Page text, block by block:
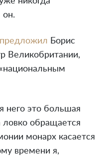
он.
предложил Борис
Великобритании,
него это большая
ловко обращается
монарх касается
времени я,